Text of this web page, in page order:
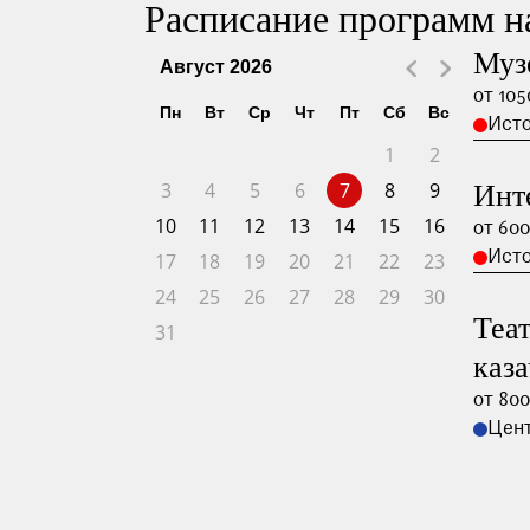
Расписание программ
Август 2026
Пн Вт Ср Чт Пт Сб Вс
1
2
3
4 5 6 7 8
9
10
11 12 13 14 15
16
17
18 19 20 21 22
23
24
25 26 27 28 29
30
31
от
от
от